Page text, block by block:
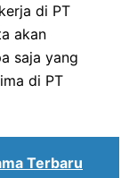
di PT
akan
saja yang
di PT
Terbaru